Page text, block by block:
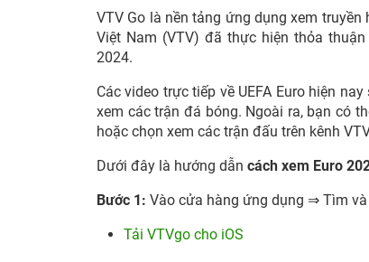
VTV Go là nền tảng ứng dụng xem
Việt Nam (VTV) đã thực hiện thỏa
2024.
Các video trực tiếp về UEFA Euro hiện
xem các trận đá bóng. Ngoài ra, bạn có
hoặc chọn xem các trận đấu trên kênh
Dưới đây là hướng dẫn cách xem Euro
Bước 1: Vào cửa hàng ứng dụng ⇒ Tìm
Tải VTVgo cho iOS